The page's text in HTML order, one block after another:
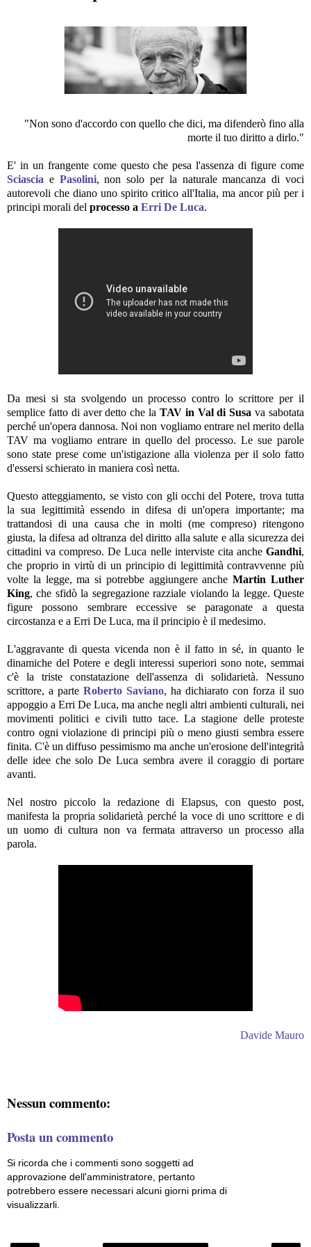
"Non sono d'accordo con quello che dici, ma difenderò fino alla
morte il tuo diritto a dirlo."
E' in un frangente come questo che pesa l'assenza di figure come
Sciascia e Pasolini, non solo per la naturale mancanza di voci
autorevoli che diano uno spirito critico all'Italia, ma ancor più per i
principi morali del processo a Erri De Luca.
Da mesi si sta svolgendo un processo contro lo scrittore per il
semplice fatto di aver detto che la TAV in Val di Susa va sabotata
perché un'opera dannosa. Noi non vogliamo entrare nel merito della
TAV ma vogliamo entrare in quello del processo. Le sue parole
sono state prese come un'istigazione alla violenza per il solo fatto
d'essersi schierato in maniera così netta.
Questo atteggiamento, se visto con gli occhi del Potere, trova tutta
la sua legittimità essendo in difesa di un'opera importante; ma
trattandosi di una causa che in molti (me compreso) ritengono
giusta, la difesa ad oltranza del diritto alla salute e alla sicurezza dei
cittadini va compreso. De Luca nelle interviste cita anche Gandhi,
che proprio in virtù di un principio di legittimità contravvenne più
volte la legge, ma si potrebbe aggiungere ancheMartin Luther
King, che sfidò la segregazione razziale violando la legge. Queste
figure possono sembrare eccessive se paragonate a questa
circostanza e a Erri De Luca, ma il principio è il medesimo.
L'aggravante di questa vicenda non è il fatto in sé, in quanto le
dinamiche del Potere e degli interessi superiori sono note, semmai
c'è la triste constatazione dell'assenza di solidarietà. Nessuno
scrittore, a parte Roberto Saviano, ha dichiarato con forza il suo
appoggio a Erri De Luca, ma anche negli altri ambienti culturali, nei
movimenti politici e civili tutto tace. La stagione delle proteste
contro ogni violazione di principi più o meno giusti sembra essere
finita. C'è un diffuso pessimismo ma anche un'erosione dell'integrità
delle idee che solo De Luca sembra avere il coraggio di portare
avanti.
Nel nostro piccolo la redazione di Elapsus, con questo post,
manifesta la propria solidarietà perché la voce di uno scrittore e di
un uomo di cultura non va fermata attraverso un processo alla
parola.
Davide Mauro
Nessun commento:
Posta un commento
Si ricorda che i commenti sono soggetti ad
approvazione dell'amministratore, pertanto
potrebbero essere necessari alcuni giorni prima di
visualizzarli.